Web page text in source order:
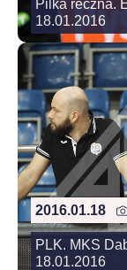
Pilka reczna.
18.01.2016
2016.01.18
PLK. MKS
18.01.2016